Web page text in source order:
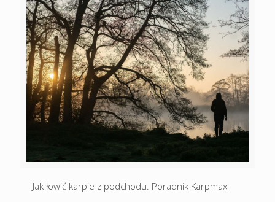
Jak łowić karpie z podchodu. Poradnik Karpmax